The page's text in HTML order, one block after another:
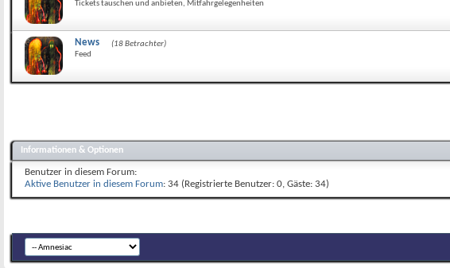
Tickets tauschen und anbieten, Mitfahrgelegenheiten
News
(18 Betrachter)
Feed
Informationen & Optionen
Benutzer in diesem Forum:
Aktive Benutzer in diesem Forum: 34 (Registrierte Benutzer: 0, Gäste: 34)